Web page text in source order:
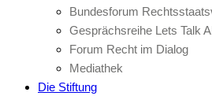
Bundesforum
Gesprächsreihe Lets Talk
Forum Recht im Dialog
Mediathek
Die Stiftung